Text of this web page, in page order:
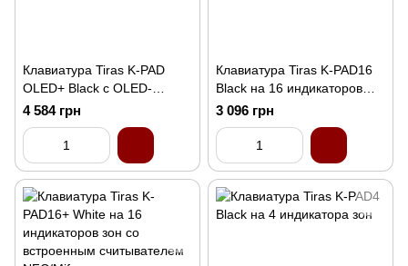
Клавиатура Tiras K-PAD
OLED+ Black с OLED-
дисплеем и встроенным
считывателем NFC/Mifare
4 584 грн
Клавиатура Tiras K-PAD16
Black на 16 индикаторов
зон
3 096 грн